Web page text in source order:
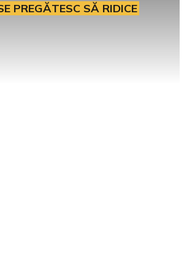
PREGĂTESC SĂ RIDICE